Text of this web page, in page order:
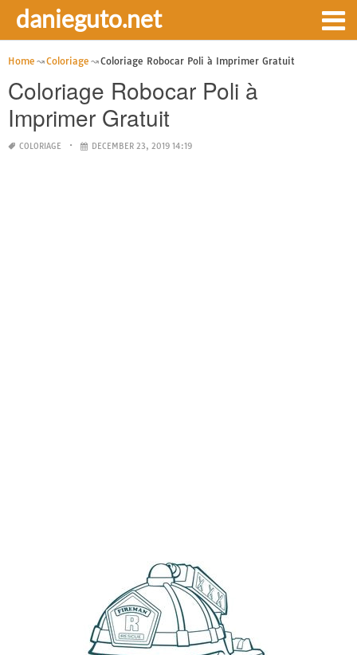
danieguto.net
Home Coloriage Coloriage Robocar Poli à Imprimer Gratuit
Coloriage Robocar Poli à
Imprimer Gratuit
COLORIAGE DECEMBER 23, 2019 14:19